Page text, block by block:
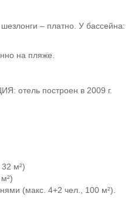
– платно. У бассейна:
на пляже.
построен в 2009 г.
м²)
(макс. 4+2 чел., 100 м²).